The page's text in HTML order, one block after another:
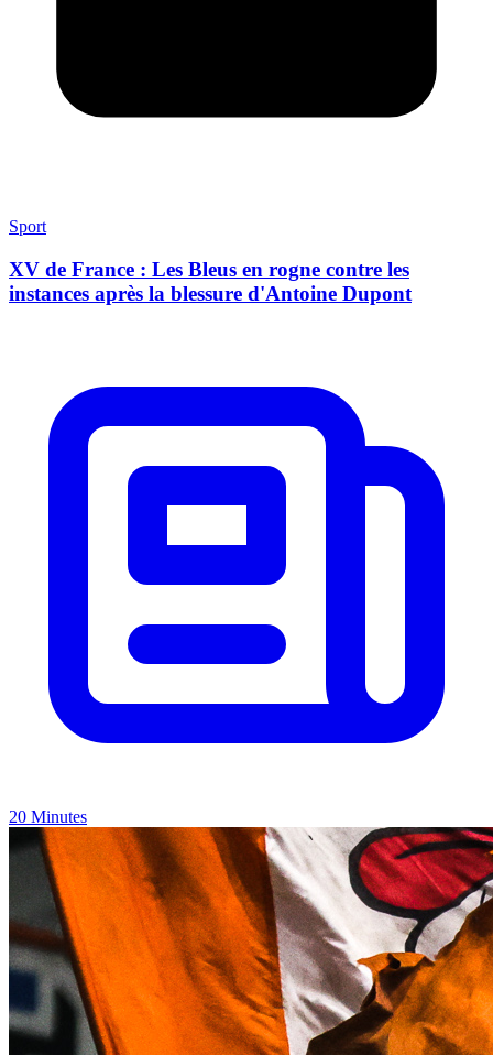
Sport
XV de France : Les Bleus en rogne contre les
instances après la blessure d'Antoine Dupont
20 Minutes